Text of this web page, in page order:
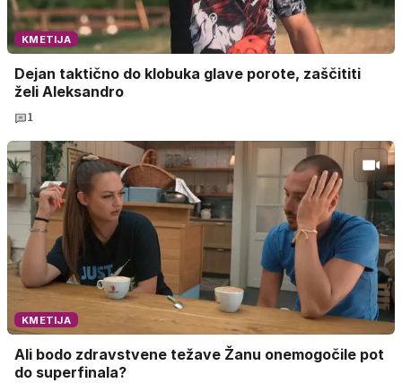
KMETIJA
Dejan taktično do klobuka glave porote, zaščititi
želi Aleksandro
1
KMETIJA
Ali bodo zdravstvene težave Žanu onemogočile pot
do superfinala?